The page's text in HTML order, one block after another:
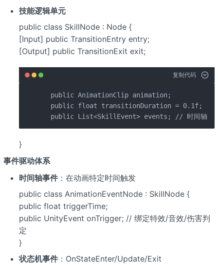
技能逻辑单元
public class SkillNode : Node {
[Input] public TransitionEntry entry;
[Output] public TransitionExit exit;
复制代码
  public AnimationClip animation;
  public float transitionDuration = 0.1f;
public List<SkillEvent> events; // 时间轴事
}
事件驱动体系
时间轴事件：在动画特定时间触发
public class AnimationEventNode : SkillNode {
public float triggerTime;
public UnityEvent onTrigger; // 绑定特效/音效/伤害判
定
}
状态机事件：OnStateEnter/Update/Exit